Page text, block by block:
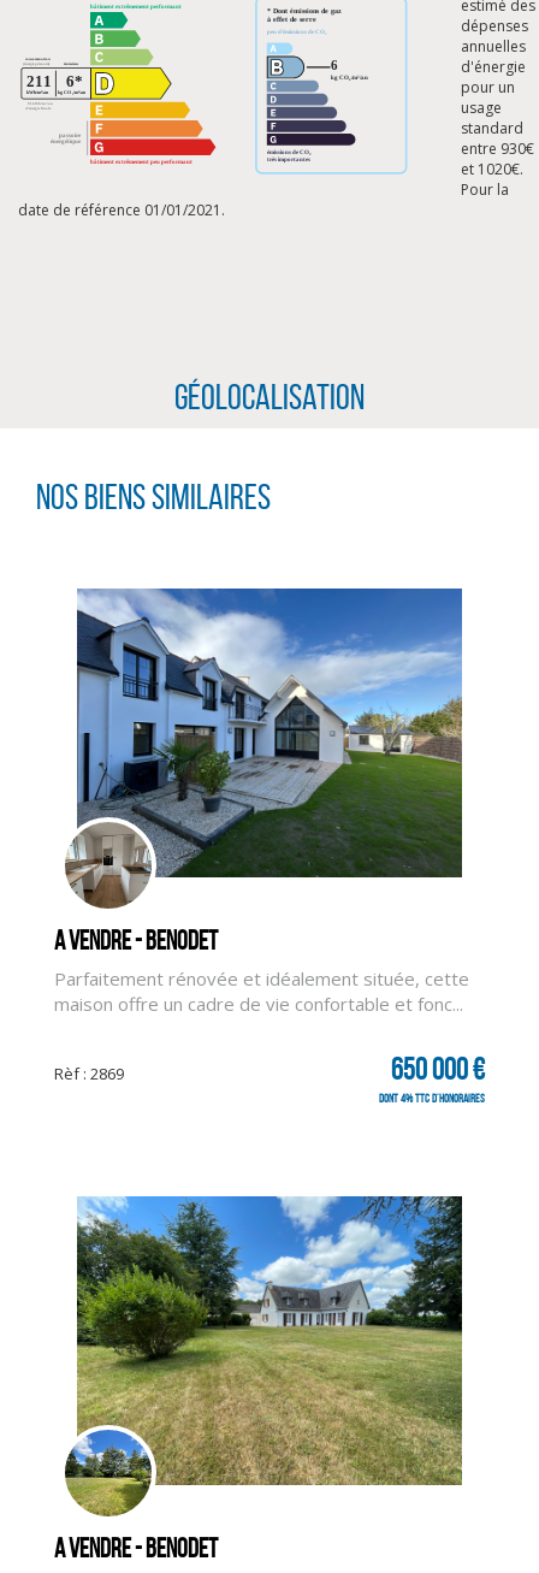
CLIQUER ICI POUR AGRANDIR
CLIQUER ICI POUR AGRANDIR
estimé des
dépenses
annuelles
d'énergie
pour un
usage
standard
entre 930€
et 1020€.
Pour la
date de référence 01/01/2021.
Géolocalisation
Nos biens similaires
A vendre - BENODET
Parfaitement rénovée et idéalement située, cette
maison offre un cadre de vie confortable et fonc...
Rèf : 2869 650 000 €
dont 4% TTC d'honoraires
A vendre - BENODET